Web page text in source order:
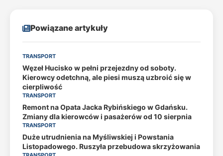
Powiązane artykuły
TRANSPORT
Węzeł Hucisko w pełni przejezdny od soboty.
Kierowcy odetchną, ale piesi muszą uzbroić się w
cierpliwość
TRANSPORT
Remont na Opata Jacka Rybińskiego w Gdańsku.
Zmiany dla kierowców i pasażerów od 10 sierpnia
TRANSPORT
Duże utrudnienia na Myśliwskiej i Powstania
Listopadowego. Ruszyła przebudowa skrzyżowania